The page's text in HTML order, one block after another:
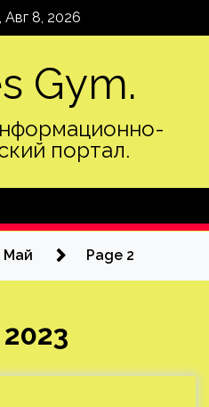
8, 2026
Gym.
портал.
Май Page 2